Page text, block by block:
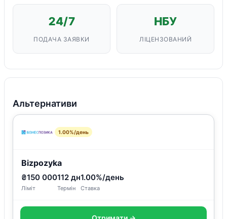
24/7
ПОДАЧА ЗАЯВКИ
НБУ
ЛІЦЕНЗОВАНИЙ
Альтернативи
1.00%/день
Bizpozyka
₴150 000
Ліміт
112 дн
Термін
1.00%/день
Ставка